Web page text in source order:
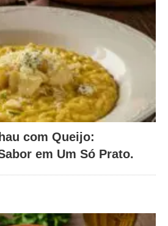
com Queijo:
em Um Só Prato.